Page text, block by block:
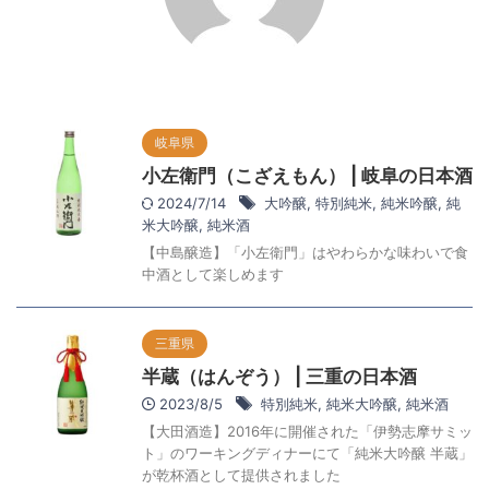
岐阜県
小左衛門（こざえもん） | 岐阜の日本酒
2024/7/14 大吟醸, 特別純米, 純米吟醸, 純
米大吟醸, 純米酒
【中島醸造】「小左衛門」はやわらかな味わいで食
中酒として楽しめます
三重県
半蔵（はんぞう） | 三重の日本酒
2023/8/5 特別純米, 純米大吟醸, 純米酒
【大田酒造】2016年に開催された「伊勢志摩サミッ
ト」のワーキングディナーにて「純米大吟醸 半蔵」
が乾杯酒として提供されました